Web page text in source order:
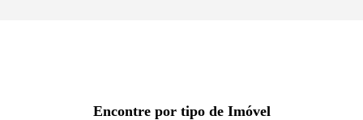
Encontre por tipo de Imóvel